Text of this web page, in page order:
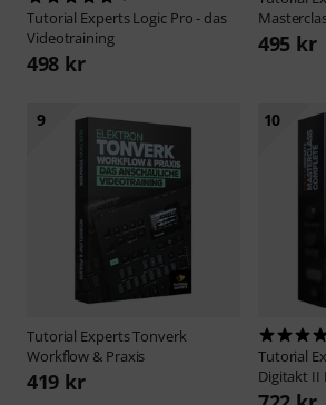
Tutorial ExpertsLogic Pro - das
Videotraining
498 kr
495 kr
9
Tutorial ExpertsTonverk
Workflow & Praxis
419 kr
10
Tutorial
Digitakt II